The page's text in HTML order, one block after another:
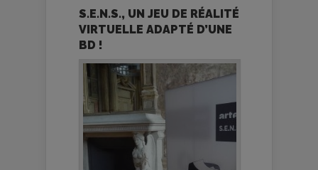
S.E.N.S., UN JEU DE RÉALITÉ
VIRTUELLE ADAPTÉ D’UNE
BD !